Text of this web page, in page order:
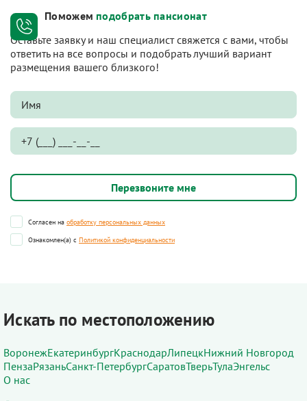
Поможем подобрать пансионат
Оставьте заявку и наш специалист свяжется с вами, чтобы
ответить на все вопросы и подобрать лучший вариант
размещения вашего близкого!
Согласен на обработку персональных данных
Ознакомлен(а) с Политикой конфиденциальности
Искать по местоположению
ВоронежЕкатеринбургКраснодарЛипецкНижний Новгород
ПензаРязаньСанкт-ПетербургСаратовТверьТулаЭнгельс
О нас